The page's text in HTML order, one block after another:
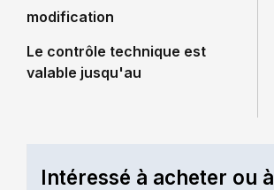
modification
Le contrôle technique est
valable jusqu'au
Intéressé à acheter ou à